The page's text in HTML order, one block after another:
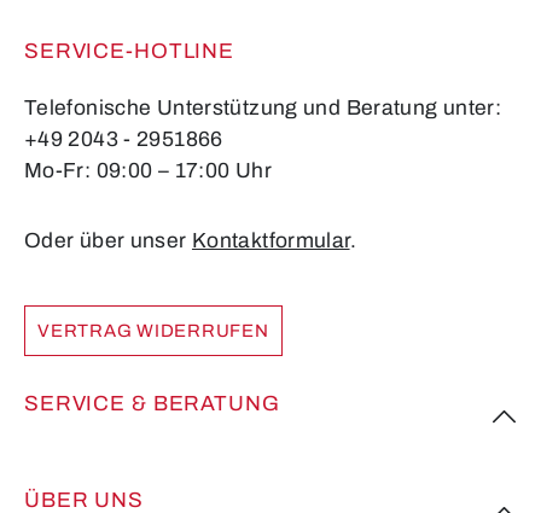
SERVICE-HOTLINE
Telefonische Unterstützung und Beratung unter:
+49 2043 - 2951866
Mo-Fr: 09:00 – 17:00 Uhr
Oder über unser Kontaktformular.
VERTRAG WIDERRUFEN
SERVICE & BERATUNG
ÜBER UNS